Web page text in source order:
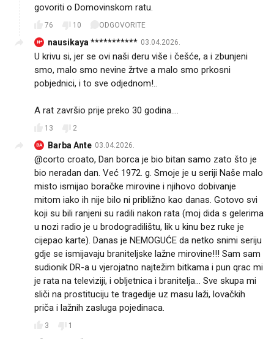
govoriti o Domovinskom ratu.
76 10 ODGOVORITE
N* nausikaya *********** 03.04.2026.
U krivu si, jer se ovi naši deru više i češće, a i zbunjeni
smo, malo smo nevine žrtve a malo smo prkosni
pobjednici, i to sve odjednom!..
A rat završio prije preko 30 godina....
13 2
BA Barba Ante 03.04.2026.
@corto croato, Dan borca je bio bitan samo zato što je
bio neradan dan. Već 1972. g. Smoje je u seriji Naše malo
misto ismijao boračke mirovine i njihovo dobivanje
mitom iako ih nije bilo ni približno kao danas. Gotovo svi
koji su bili ranjeni su radili nakon rata (moj dida s gelerima
u nozi radio je u brodogradilištu, lik u kinu bez ruke je
cijepao karte). Danas je NEMOGUĆE da netko snimi seriju
gdje se ismijavaju braniteljske lažne mirovine!!! Sam sam
sudionik DR-a u vjerojatno najtežim bitkama i pun qrac mi
je rata na televiziji, i obljetnica i branitelja... Sve skupa mi
sliči na prostituciju te tragedije uz masu laži, lovačkih
priča i lažnih zasluga pojedinaca.
3
1